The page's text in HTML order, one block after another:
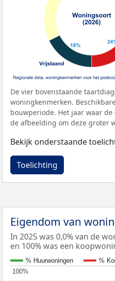
De vier bovenstaande
woningkenmerken.
bouwperiode. Het jaar waar
de afbeelding om deze groter
Bekijk onderstaande
Toelichting
Eigendom van
In 2025 was 0,0% van de
en 100% was een
% Huurwoningen
%
100%
100%